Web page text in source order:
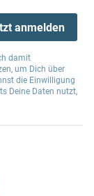
anmelden
damit
um Dich über
die Einwilligung
Deine Daten nutzt,